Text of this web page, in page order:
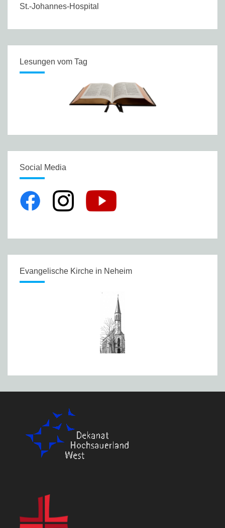
St.-Johannes-Hospital
Lesungen vom Tag
Social Media
Evangelische Kirche in Neheim